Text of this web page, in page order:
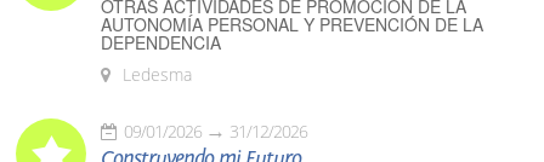
OTRAS ACTIVIDADES DE PROMOCIÓN DE LA
AUTONOMÍA PERSONAL Y PREVENCIÓN DE LA
DEPENDENCIA
Ledesma
09/01/2026 31/12/2026